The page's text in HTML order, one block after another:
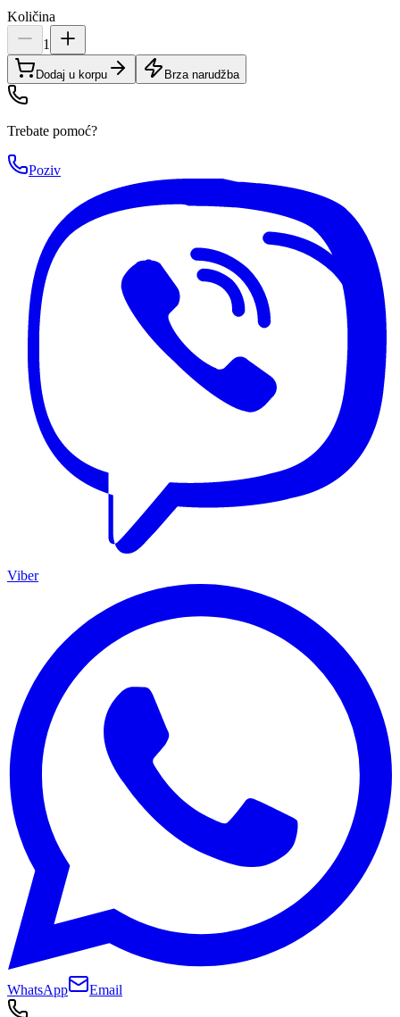
Količina
1
Dodaj u korpu Brza narudžba
Trebate pomoć?
Poziv
Viber
WhatsApp Email